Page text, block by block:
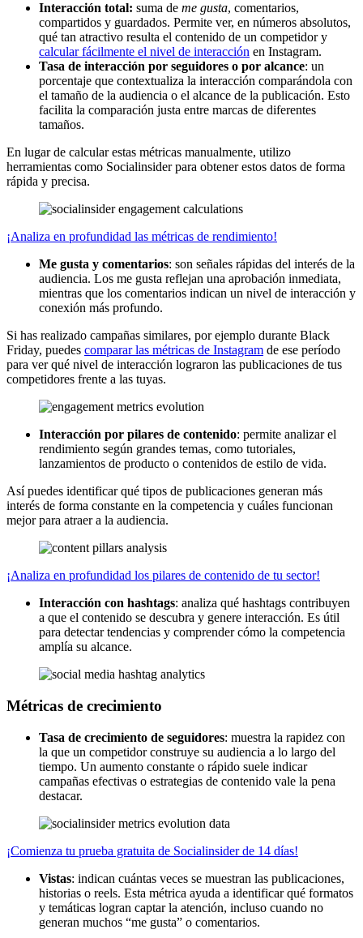
Interacción total: suma de me gusta, comentarios,
compartidos y guardados. Permite ver, en números absolutos,
qué tan atractivo resulta el contenido de un competidor y
calcular fácilmente el nivel de interacción en Instagram.
Tasa de interacción por seguidores o por alcance: un
porcentaje que contextualiza la interacción comparándola con
el tamaño de la audiencia o el alcance de la publicación. Esto
facilita la comparación justa entre marcas de diferentes
tamaños.
En lugar de calcular estas métricas manualmente, utilizo
herramientas como Socialinsider para obtener estos datos de forma
rápida y precisa.
¡Analiza en profundidad las métricas de rendimiento!
Me gusta y comentarios: son señales rápidas del interés de la
audiencia. Los me gusta reflejan una aprobación inmediata,
mientras que los comentarios indican un nivel de interacción y
conexión más profundo.
Si has realizado campañas similares, por ejemplo durante Black
Friday, puedes comparar las métricas de Instagram de ese período
para ver qué nivel de interacción lograron las publicaciones de tus
competidores frente a las tuyas.
Interacción por pilares de contenido: permite analizar el
rendimiento según grandes temas, como tutoriales,
lanzamientos de producto o contenidos de estilo de vida.
Así puedes identificar qué tipos de publicaciones generan más
interés de forma constante en la competencia y cuáles funcionan
mejor para atraer a la audiencia.
¡Analiza en profundidad los pilares de contenido de tu sector!
Interacción con hashtags: analiza qué hashtags contribuyen
a que el contenido se descubra y genere interacción. Es útil
para detectar tendencias y comprender cómo la competencia
amplía su alcance.
Métricas de crecimiento
Tasa de crecimiento de seguidores: muestra la rapidez con
la que un competidor construye su audiencia a lo largo del
tiempo. Un aumento constante o rápido suele indicar
campañas efectivas o estrategias de contenido vale la pena
destacar.
¡Comienza tu prueba gratuita de Socialinsider de 14 días!
Vistas: indican cuántas veces se muestran las publicaciones,
historias o reels. Esta métrica ayuda a identificar qué formatos
y temáticas logran captar la atención, incluso cuando no
generan muchos “me gusta” o comentarios.